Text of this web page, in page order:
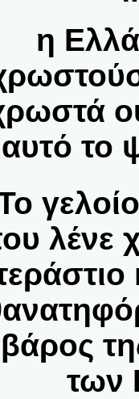
η
αυτό το
λένε
βάρος
των